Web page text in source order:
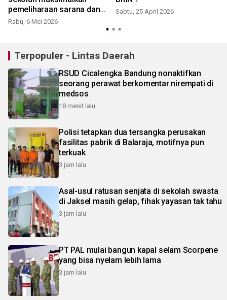
pemeliharaan sarana dan
prasarana
Rabu, 6 Mei 2026
Sabtu, 25 April 2026
Terpopuler - Lintas Daerah
RSUD Cicalengka Bandung nonaktifkan
seorang perawat berkomentar nirempati di
medsos
18 menit lalu
Polisi tetapkan dua tersangka perusakan
fasilitas pabrik di Balaraja, motifnya pun
terkuak
3 jam lalu
Asal-usul ratusan senjata di sekolah swasta
di Jaksel masih gelap, fihak yayasan tak tahu
3 jam lalu
PT PAL mulai bangun kapal selam Scorpene
yang bisa nyelam lebih lama
3 jam lalu